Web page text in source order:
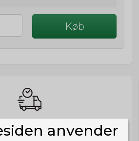
Køb
BESTIL NU
vi om 13t 53m 9s
anvender